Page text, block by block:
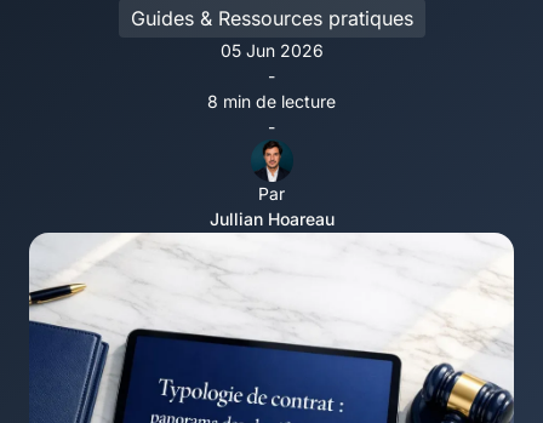
Guides & Ressources pratiques
05 Jun 2026
-
8 min de lecture
-
Par
Jullian Hoareau